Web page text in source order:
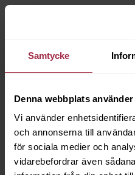
Samtycke
Denna webbplats
Vi använder
och annonserna till
för sociala medier och
vidarebefordrar även